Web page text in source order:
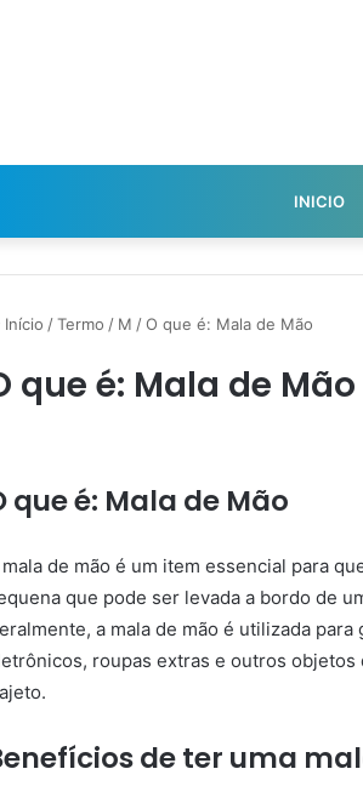
INICIO
Início /Termo / M /O que é: Mala de Mão
que é: Mala de Mão
que é: Mala de Mão
de mão é um item essencial para
que pode ser levada a bordo de
a mala de mão é utilizada
roupas extras e outros
de ter uma